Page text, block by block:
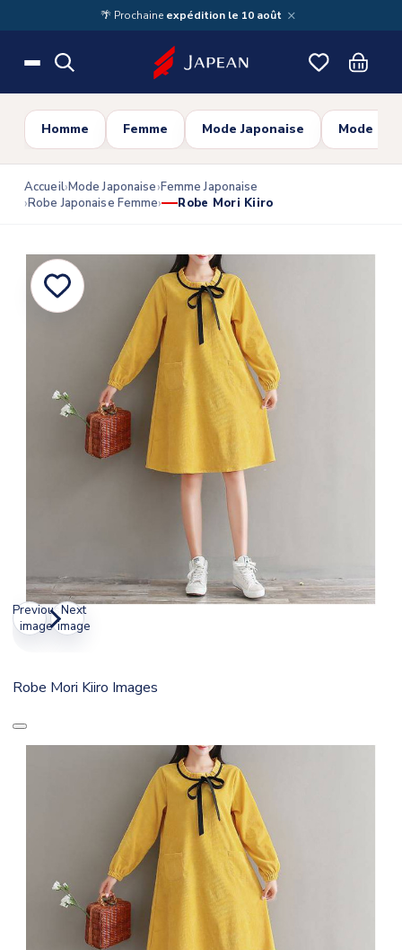
Skip to main content🌴 Prochaine expédition le 10 août ×
Homme Femme Mode Japonaise Mode
Accueil Mode Japonaise Femme Japonaise
Robe Japonaise Femme
Robe Mori Kiiro
Previous
image
Next
image
Robe Mori Kiiro Images